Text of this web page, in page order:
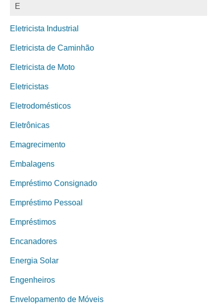
E
Eletricista Industrial
Eletricista de Caminhão
Eletricista de Moto
Eletricistas
Eletrodomésticos
Eletrônicas
Emagrecimento
Embalagens
Empréstimo Consignado
Empréstimo Pessoal
Empréstimos
Encanadores
Energia Solar
Engenheiros
Envelopamento de Móveis